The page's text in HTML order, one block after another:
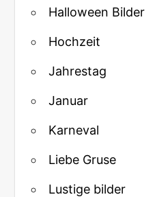
Halloween Bilder
Hochzeit
Jahrestag
Januar
Karneval
Liebe Gruse
Lustige bilder